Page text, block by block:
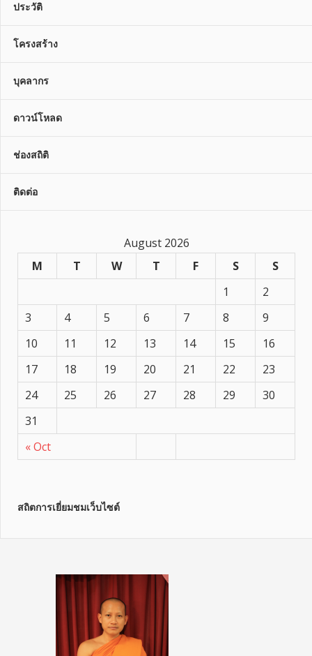
ประวัติ
โครงสร้าง
บุคลากร
ดาวน์โหลด
ช่องสถิติ
ติดต่อ
August 2026
M
T W T F S S
« Oct
1
2
3
4 5 6 7 8
9
10
11 12 13 14 15
16
17
18 19 20 21 22
23
24
25 26 27 28 29
30
31
สถิตการเยี่ยมชมเว็บไซต์